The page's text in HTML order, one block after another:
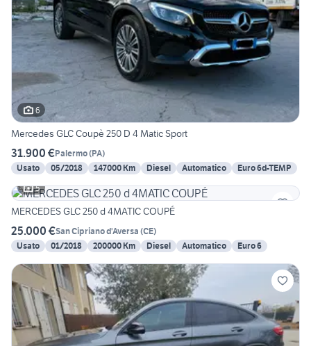
6
Mercedes GLC Coupè 250 D 4 Matic Sport
31.900 €Palermo(PA)
Usato
05/2018 147000 Km Diesel Automatico
Euro 6d-TEMP
5
MERCEDES GLC 250 d 4MATIC COUPÉ
25.000 €San Cipriano d'Aversa (CE)
Usato
01/2018 200000 Km Diesel Automatico Euro 6